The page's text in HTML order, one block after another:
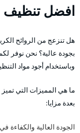
افضل تنظيف
هل تنزعج من الروائح
بجودة عالية؟ نحن نوفر
وباستخدام أجود مواد
ما هي المميزات التي
بعدة مزايا:
الجودة العالية والكفاءة